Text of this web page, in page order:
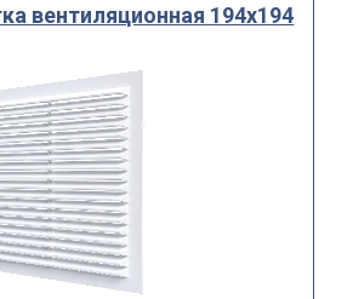
вентиляционная 194х194